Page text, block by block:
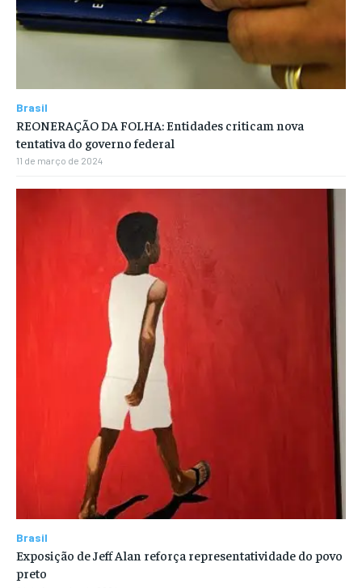
Brasil
REONERAÇÃO DA FOLHA: Entidades criticam nova
tentativa do governo federal
11 de março de 2024
Brasil
Exposição de Jeff Alan reforça representatividade do povo
preto